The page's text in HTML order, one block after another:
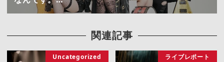
関連記事
Uncategorized ライブレポート